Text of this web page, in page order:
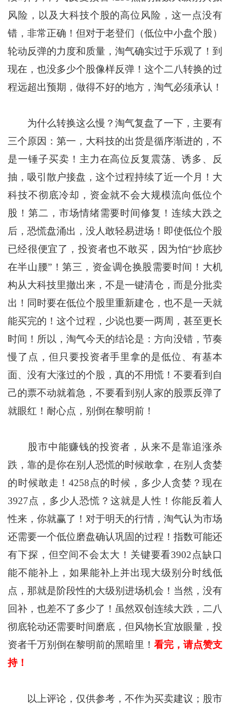
风险，以及大科技个股的高位风险，这一点没有
错，非常正确！但对于老登们（低位中小盘个股）
轮动反弹的力度和质量，淘气确实过于乐观了！到
现在，也没多少个股像样反弹！这个二八转换的过
程远超出预期，做得不好的地方，淘气必须承认！
为什么转换这么慢？淘气复盘了一下，主要有
三个原因：第一，大科技的出货是循序渐进的，不
是一锤子买卖！主力在高位反复震荡、诱多、反
抽，吸引散户接盘，这个过程持续了近一个月！大
科技不彻底冷却，资金就不会大规模流向低位个
股！第二，市场情绪需要时间修复！连续大跌之
后，恐慌盘涌出，没人敢轻易进场！即使低位个股
已经很便宜了，投资者也不敢买，因为怕“抄底抄
在半山腰”！第三，资金调仓换股需要时间！大机
构从大科技里撤出来，不是一键清仓，而是分批卖
出！同时要在低位个股里重新建仓，也不是一天就
能买完的！这个过程，少说也要一两周，甚至更长
时间！所以，淘气今天的结论是：方向没错，节奏
慢了点，但只要投资者手里拿的是低位、有基本
面、没有大涨过的个股，真的不用慌！不要看到自
己的票不动就着急，不要看到别人家的股票反弹了
就眼红！耐心点，别倒在黎明前！
股市中能赚钱的投资者，从来不是靠追涨杀
跌，靠的是你在别人恐慌的时候敢拿，在别人贪婪
的时候敢走！4258点的时候，多少人贪婪？现在
3927点，多少人恐慌？这就是人性！你能反着人
性来，你就赢了！对于明天的行情，淘气认为市场
还需要一个低位磨盘确认巩固的过程！指数可能还
有下探，但空间不会太大！关键要看3902点缺口
能不能补上，如果能补上并出现大级别分时线低
点，那就是阶段性的大级别进场机会！当然，没有
回补，也差不了多少了！虽然双创连续大跌，二八
彻底轮动还需要时间磨底，但风物长宜放眼量，投
资者千万别倒在黎明前的黑暗里！看完，请点赞支
持！
以上评论，仅供参考，不作为买卖建议；股市